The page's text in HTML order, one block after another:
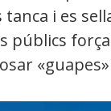
tanca i es
públics